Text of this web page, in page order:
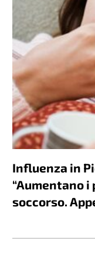
Influenza in
“Aumentano
soccorso.